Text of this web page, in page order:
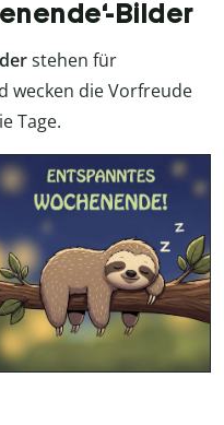
Bilder
stehen für
wecken die Vorfreude
Tage.